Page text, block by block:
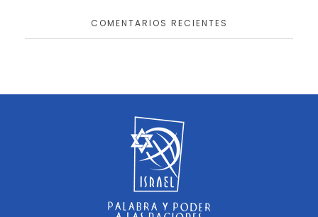
COMENTARIOS RECIENTES